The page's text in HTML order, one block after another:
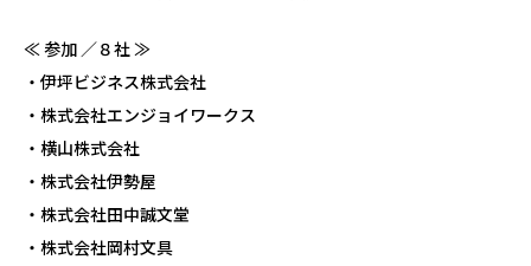
≪ 参加 ／８社 ≫
・伊坪ビジネス株式会社
・株式会社エンジョイワークス
・横山株式会社
・株式会社伊勢屋
・株式会社田中誠文堂
・株式会社岡村文具